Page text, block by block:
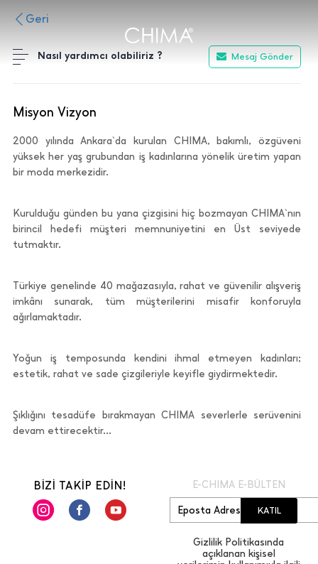
Geri
Nasıl yardımcı olabiliriz ? Mesaj Gönder
Misyon Vizyon
2000 yılında Ankara`da kurulan CHIMA, bakımlı, özgüveni
yüksek her yaş grubundan iş kadınlarına yönelik üretim yapan
bir moda merkezidir.
Kurulduğu günden bu yana çizgisini hiç bozmayan CHIMA`nın
birincil hedefi müşteri memnuniyetini en Üst seviyede
tutmaktır.
Türkiye genelinde 40 mağazasıyla, rahat ve güvenilir alışveriş
imkânı sunarak, tüm müşterilerini misafir konforuyla
ağırlamaktadır.
Yoğun iş temposunda kendini ihmal etmeyen kadınları;
estetik, rahat ve sade çizgileriyle keyifle giydirmektedir.
Şıklığını tesadüfe bırakmayan CHIMA severlerle serüvenini
devam ettirecektir...
BİZİ TAKİP EDİN! E-CHIMA E-BÜLTEN
KATIL
Gizlilik Politikasında
açıklanan kişisel